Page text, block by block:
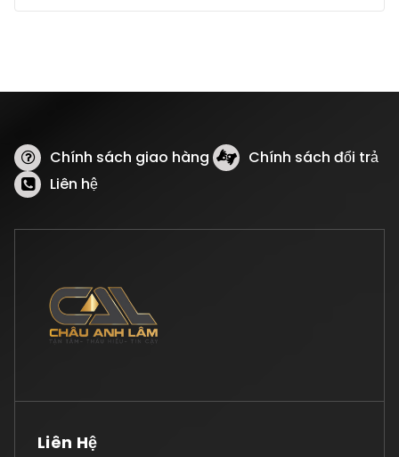
Chính sách giao hàng
Chính sách đổi trả
Liên hệ
Liên Hệ